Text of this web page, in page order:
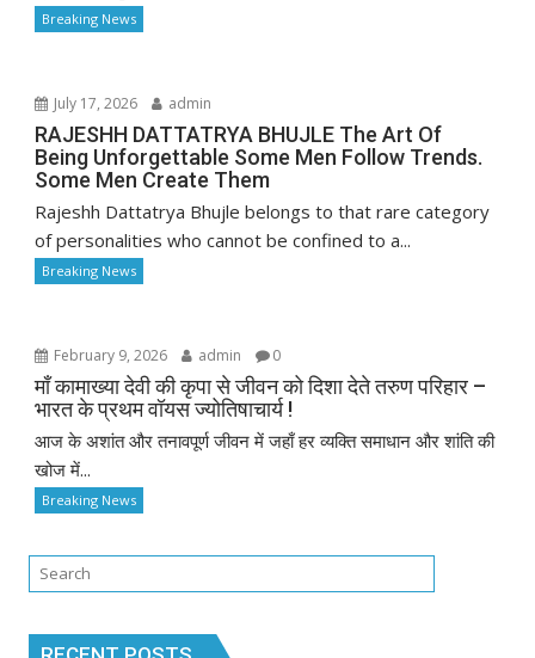
Breaking News
July 17, 2026 admin
RAJESHH DATTATRYA BHUJLE The Art Of
Being Unforgettable Some Men Follow Trends.
Some Men Create Them
Rajeshh Dattatrya Bhujle belongs to that rare category
of personalities who cannot be confined to a...
Breaking News
February 9, 2026 admin 0
माँ कामाख्या देवी की कृपा से जीवन को दिशा देते तरुण परिहार –
भारत के प्रथम वॉयस ज्योतिषाचार्य !
आज के अशांत और तनावपूर्ण जीवन में जहाँ हर व्यक्ति समाधान और शांति की
खोज में...
Breaking News